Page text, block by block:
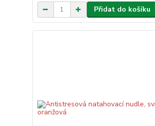
Přidat do košíku